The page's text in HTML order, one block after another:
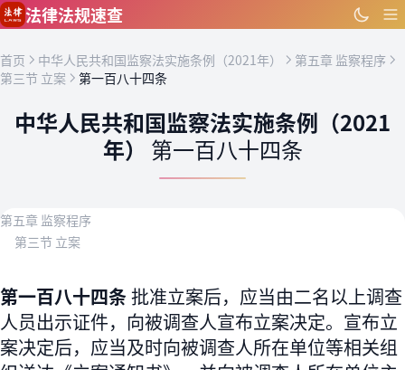
跳到主要内容
法律法规速查
首页 中华人民共和国监察法实施条例（2021年）
第五章 监察程序
第三节 立案
第一百八十四条
中华人民共和国监察法实施条例（2021
年） 第一百八十四条
第五章 监察程序
第三节 立案
第一百八十四条批准立案后，应当由二名以上调查
人员出示证件，向被调查人宣布立案决定。宣布立
案决定后，应当及时向被调查人所在单位等相关组